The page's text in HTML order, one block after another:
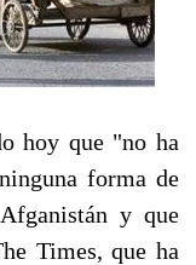
hoy que "no ha
forma de
y que
Times, que ha